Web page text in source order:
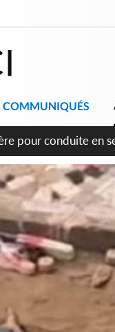
COMMUNIQUÉS
pour conduite en